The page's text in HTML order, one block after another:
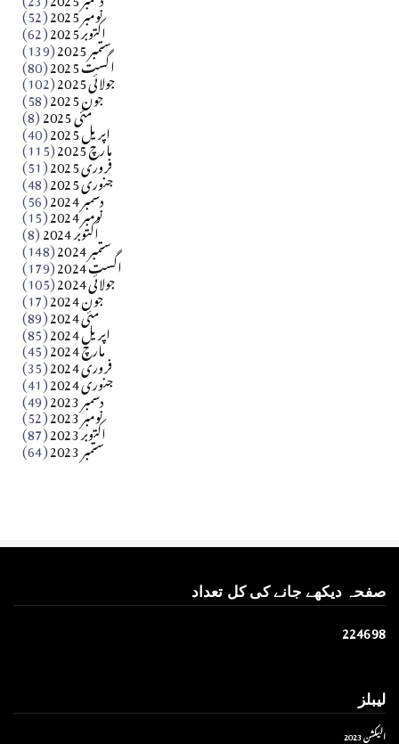
آزاد کشمیر جیسے احتجاج کی ضرورت ہے؟ از،،، ظہیرالدین
نومبر 2025 (52) اکتوبر 2025 (62) ستمبر 2025 (139) اگست 2025 (80) جولائی 2025 (102) جون 2025 (58) مئی 2025 (8) اپریل 2025 (40) مارچ 2025 (115) فروری 2025 (51) جنوری 2025 (48) دسمبر 2024 (56) نومبر 2024 (15) اکتوبر 2024 (8) ستمبر 2024 (148) اگست 2024 (179) جولائی 2024 (105) جون 2024 (17) مئی 2024 (89) اپریل 2024 (85) مارچ 2024 (45) فروری 2024 (35) جنوری 2024 (41) دسمبر 2023 (49) نومبر 2023 (52) اکتوبر 2023 (87) ستمبر 2023 (64)
صفحہ دیکھے جانے کی کل تعداد
224698
لیبلز
الیکشن 2023